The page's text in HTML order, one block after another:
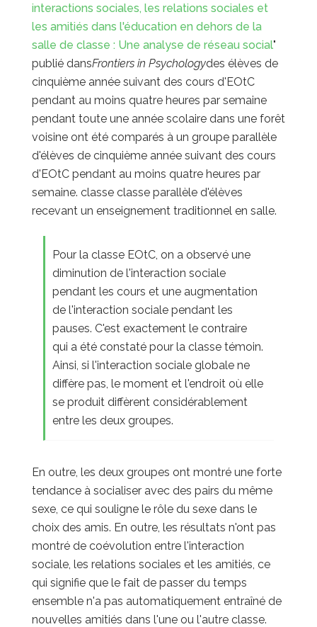
interactions sociales, les relations sociales et
les amitiés dans l'éducation en dehors de la
salle de classe : Une analyse de réseau social"
publié dansFrontiers in Psychologydes élèves de
cinquième année suivant des cours d'EOtC
pendant au moins quatre heures par semaine
pendant toute une année scolaire dans une forêt
voisine ont été comparés à un groupe parallèle
d'élèves de cinquième année suivant des cours
d'EOtC pendant au moins quatre heures par
semaine. classe classe parallèle d'élèves
recevant un enseignement traditionnel en salle.
Pour la classe EOtC, on a observé une
diminution de l'interaction sociale
pendant les cours et une augmentation
de l'interaction sociale pendant les
pauses. C'est exactement le contraire
qui a été constaté pour la classe témoin.
Ainsi, si l'interaction sociale globale ne
diffère pas, le moment et l'endroit où elle
se produit diffèrent considérablement
entre les deux groupes.
En outre, les deux groupes ont montré une forte
tendance à socialiser avec des pairs du même
sexe, ce qui souligne le rôle du sexe dans le
choix des amis. En outre, les résultats n'ont pas
montré de coévolution entre l'interaction
sociale, les relations sociales et les amitiés, ce
qui signifie que le fait de passer du temps
ensemble n'a pas automatiquement entraîné de
nouvelles amitiés dans l'une ou l'autre classe.